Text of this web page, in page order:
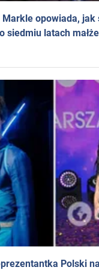
opowiada, jak
siedmiu latach
Polski